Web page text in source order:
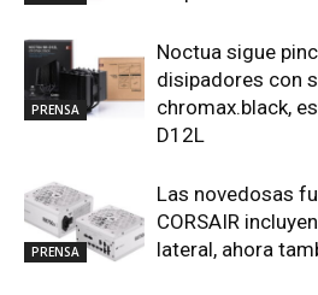
PRENSA
Noctua sigue
disipadores con
chromax.black,
D12L
PRENSA
Las novedosas
CORSAIR
lateral, ahora